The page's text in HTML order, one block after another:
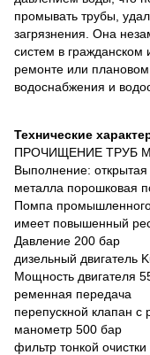
промывать трубы,
загрязнения. Она
систем в
ремонте или
водоснабжения и
Технические
ПРОЧИЩЕНИЕ ТРУБ
Выполнение:
металла порошковая
Помпа промышленного
имеет повышенный
Давление 200 бар
дизельный двигатель
Мощность двигателя
ременная передача
перепускной клапан с
манометр 500 бар
фильтр тонкой